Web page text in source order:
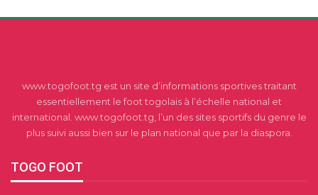
www.togofoot.tg est un site d’informations sportives traitant
essentiellement le foot togolais à l’échelle national et
international. www.togofoot.tg, l’un des sites sportifs du genre le
plus suivi aussi bien sur le plan national que par la diaspora.
TOGO FOOT